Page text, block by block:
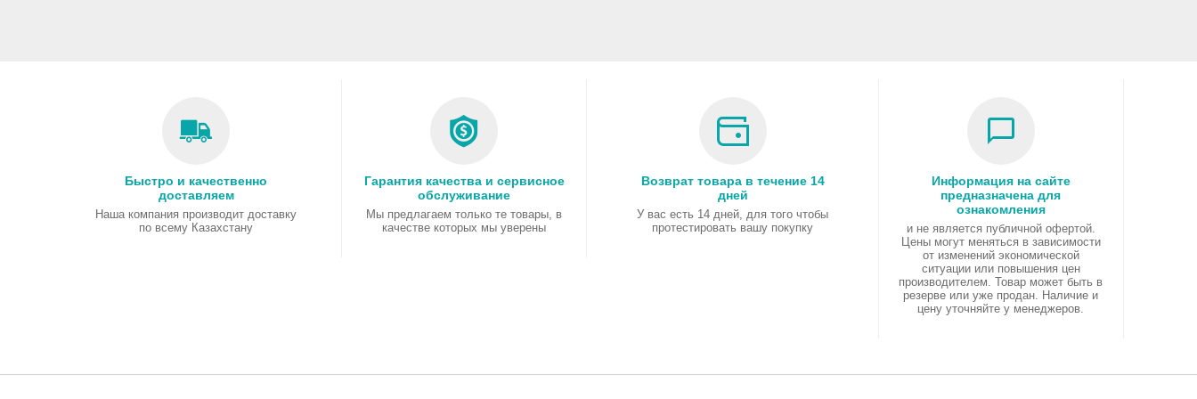
Быстро и качественно
доставляем
Наша компания производит доставку
по всему Казахстану
Гарантия качества и сервисное
обслуживание
Мы предлагаем только те товары, в
качестве которых мы уверены
Возврат товара в течение 14
дней
У вас есть 14 дней, для того чтобы
протестировать вашу покупку
Информация на сайте
предназначена для
ознакомления
и не является публичной офертой.
Цены могут меняться в зависимости
от изменений экономической
ситуации или повышения цен
производителем. Товар может быть в
резерве или уже продан. Наличие и
цену уточняйте у менеджеров.